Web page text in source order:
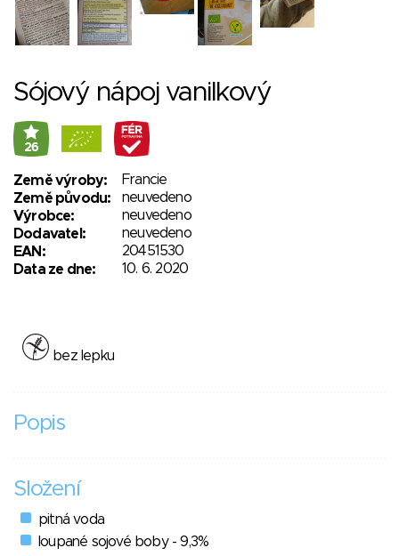
Sójový nápoj vanilkový
26
Země výroby:
Francie
Země původu:
neuvedeno
Výrobce:
neuvedeno
Dodavatel:
neuvedeno
EAN:
20451530
Data ze dne:
10. 6. 2020
bez lepku
Popis
Složení
pitná voda
loupané sojové boby - 9,3%